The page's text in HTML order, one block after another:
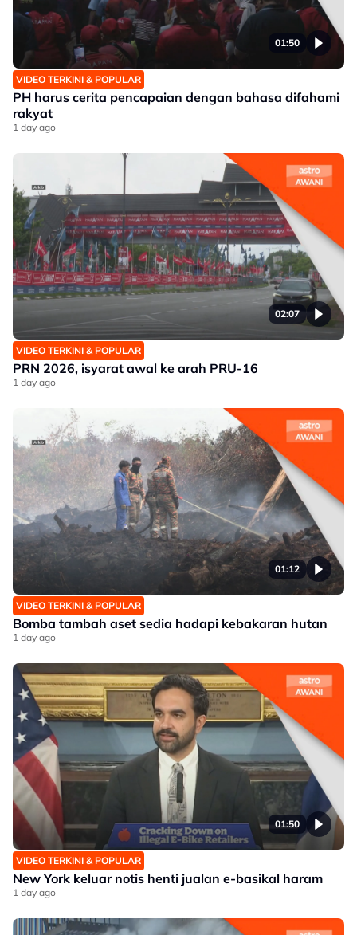
01:50
VIDEO TERKINI & POPULAR
PH harus cerita pencapaian dengan bahasa difahami
rakyat
1 day ago
02:07
VIDEO TERKINI & POPULAR
PRN 2026, isyarat awal ke arah PRU-16
1 day ago
01:12
VIDEO TERKINI & POPULAR
Bomba tambah aset sedia hadapi kebakaran hutan
1 day ago
01:50
VIDEO TERKINI & POPULAR
New York keluar notis henti jualan e-basikal haram
1 day ago